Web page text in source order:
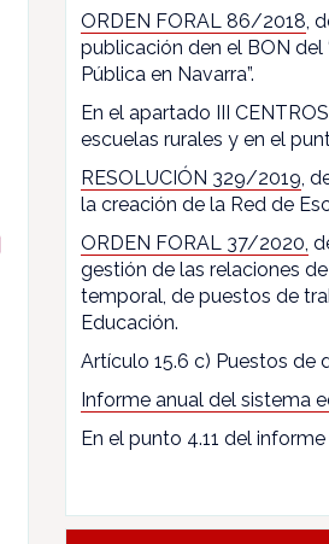
ORDEN FORAL 86/2018,
publicación den el BON del
Pública en Navarra”.
En el apartado III
escuelas rurales y en el
RESOLUCIÓN 329/2019,
la creación de la Red de
ORDEN FORAL 37/2020,
gestión de las relaciones
temporal, de puestos de
Educación.
Artículo 15.6 c) Puestos de
Informe anual del sistema
En el punto 4.11 del